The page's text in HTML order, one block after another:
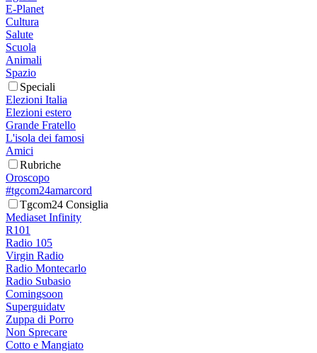
E-Planet
Cultura
Salute
Scuola
Animali
Spazio
Speciali
Elezioni Italia
Elezioni estero
Grande Fratello
L'isola dei famosi
Amici
Rubriche
Oroscopo
#tgcom24amarcord
Tgcom24 Consiglia
Mediaset Infinity
R101
Radio 105
Virgin Radio
Radio Montecarlo
Radio Subasio
Comingsoon
Superguidatv
Zuppa di Porro
Non Sprecare
Cotto e Mangiato